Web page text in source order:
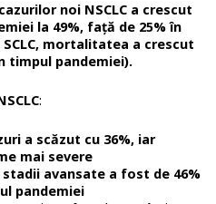
noi NSCLC a crescut
la 49%, față de 25% în
mortalitatea a crescut
timpul pandemiei).
:
a scăzut cu 36%, iar
mai severe
avansate a fost de 46%
pandemiei